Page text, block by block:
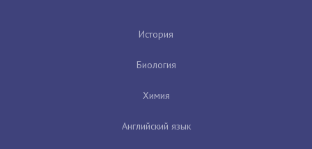
История
Биология
Химия
Английский язык